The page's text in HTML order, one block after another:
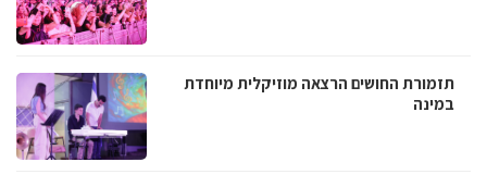
תזמורת החושים הרצאה מוזיקלית מיוחדת
במינה